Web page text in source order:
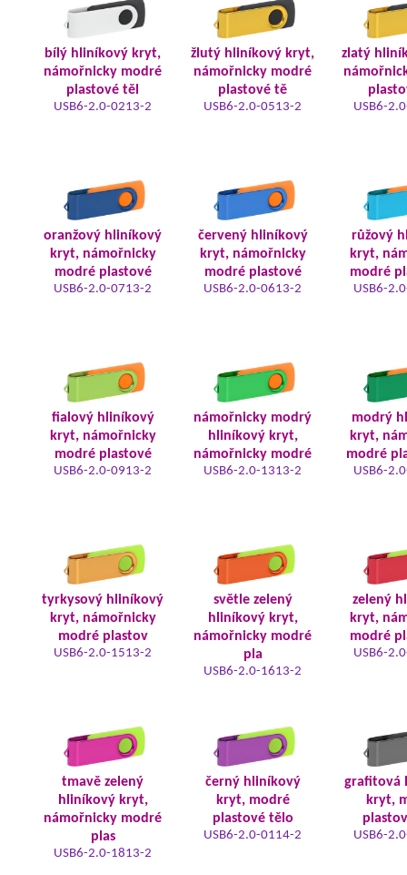
bílý hliníkový kryt,
námořnicky modré
plastové těl
USB6-2.0-0213-2
žlutý hliníkový kryt,
námořnicky modré
plastové tě
USB6-2.0-0513-2
zlatý
USB6-
oranžový hliníkový
kryt, námořnicky
modré plastové
USB6-2.0-0713-2
červený hliníkový
kryt, námořnicky
modré plastové
USB6-2.0-0613-2
růžový
kryt,
modré
USB6-
fialový hliníkový
kryt, námořnicky
modré plastové
USB6-2.0-0913-2
námořnicky modrý
hliníkový kryt,
námořnicky modré
USB6-2.0-1313-2
modrý
kryt,
modré
USB6-
tyrkysový hliníkový
kryt, námořnicky
modré plastov
USB6-2.0-1513-2
světle zelený
hliníkový kryt,
námořnicky modré
pla
USB6-2.0-1613-2
zelený
kryt,
modré
USB6-
tmavě zelený
hliníkový kryt,
námořnicky modré
plas
USB6-2.0-1813-2
černý hliníkový
kryt, modré
plastové tělo
USB6-2.0-0114-2
grafitová
kryt,
USB6-